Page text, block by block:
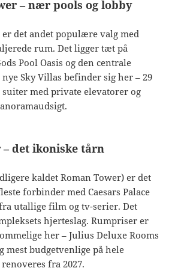
– nær pools og lobby
er det andet populære valg med
rum. Det ligger tæt på
Pool Oasis og den centrale
Sky Villas befinder sig her – 29
med private elevatorer og
– det ikoniske tårn
kaldet Roman Tower) er det
forbinder med Caesars Palace
utallige film og tv-serier. Det
hjerteslag. Rumpriser er
her – Julius Deluxe Rooms
mest budgetvenlige på hele
fra 2027.